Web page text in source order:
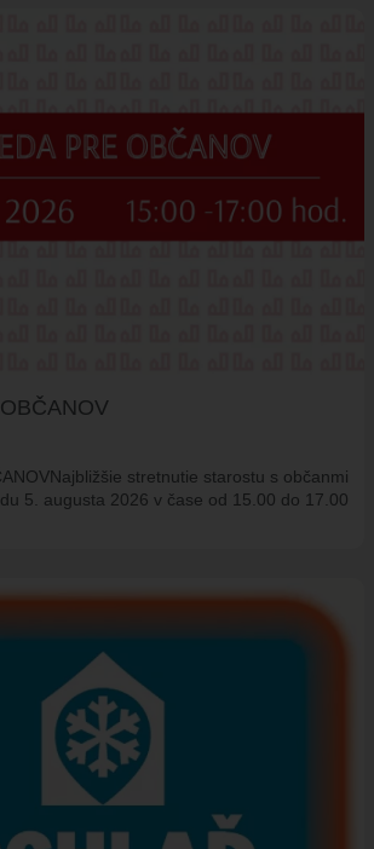
stretnutie starostu s občanmi
5. augusta 2026 v čase od 15.00 do 17.00